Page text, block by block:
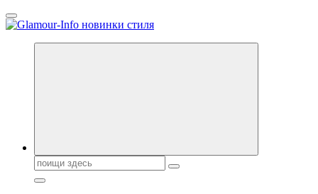
Перейти
к
Секреты молодости, красоты и долголетия. Гламурный журнал
Поиск: